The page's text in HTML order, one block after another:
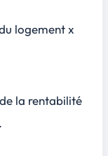
logement x
la rentabilité